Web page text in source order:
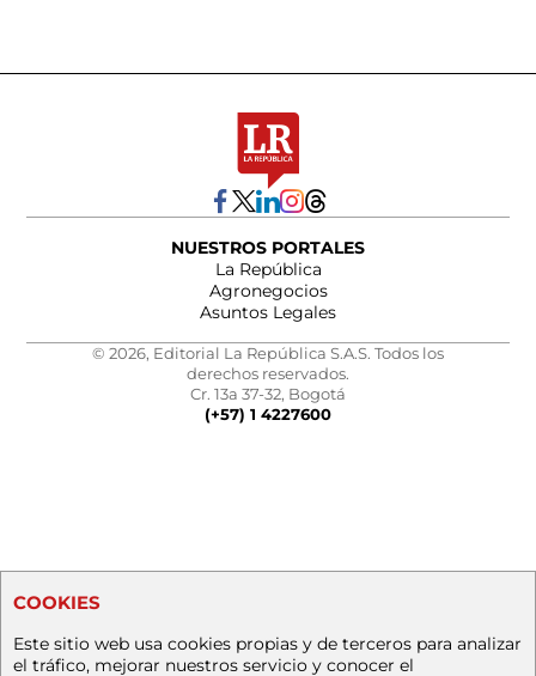
NUESTROS PORTALES
La República
Agronegocios
Asuntos Legales
© 2026, Editorial La República S.A.S. Todos los
derechos reservados.
Cr. 13a 37-32, Bogotá
(+57) 1 4227600
COOKIES
Este sitio web usa cookies propias y de terceros para analizar
el tráfico, mejorar nuestros servicio y conocer el